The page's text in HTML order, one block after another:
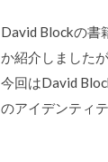
David Blockの書
か紹介しました
今回はDavid
のアイデンティ